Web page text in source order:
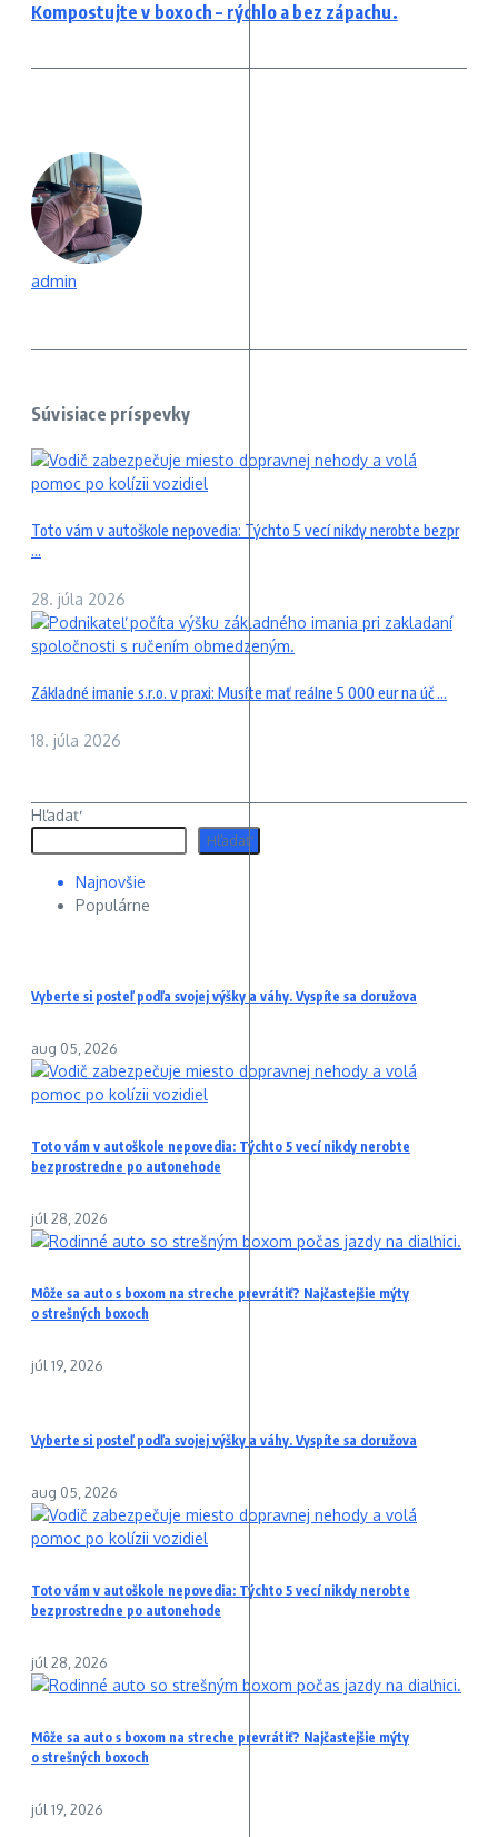
Kompostujte v boxoch – rýchlo a bez zápachu.
admin
Súvisiace príspevky
Toto vám v autoškole nepovedia: Týchto 5 vecí nikdy nerobte bezpr
...
28. júla 2026
Základné imanie s.r.o. v praxi: Musíte mať reálne 5 000 eur na úč ...
18. júla 2026
Hľadať
Hľadať
Najnovšie
Populárne
Vyberte si posteľ podľa svojej výšky a váhy. Vyspíte sa doružova
aug 05, 2026
Toto vám v autoškole nepovedia: Týchto 5 vecí nikdy nerobte
bezprostredne po autonehode
júl 28, 2026
Môže sa auto s boxom na streche prevrátiť? Najčastejšie mýty
o strešných boxoch
júl 19, 2026
Vyberte si posteľ podľa svojej výšky a váhy. Vyspíte sa doružova
aug 05, 2026
Toto vám v autoškole nepovedia: Týchto 5 vecí nikdy nerobte
bezprostredne po autonehode
júl 28, 2026
Môže sa auto s boxom na streche prevrátiť? Najčastejšie mýty
o strešných boxoch
júl 19, 2026